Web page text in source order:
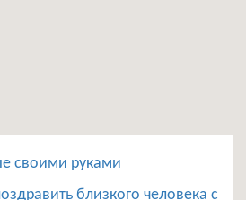
своими руками
близкого человека с